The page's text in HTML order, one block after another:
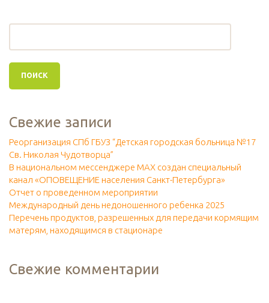
Свежие записи
Реорганизация СПб ГБУЗ “Детская городская больница №17
Св. Николая Чудотворца”
В национальном мессенджере МАХ создан специальный
канал «ОПОВЕЩЕНИЕ населения Санкт-Петербурга»
Отчет о проведенном мероприятии
Международный день недоношенного ребенка 2025
Перечень продуктов, разрешенных для передачи кормящим
матерям, находящимся в стационаре
Свежие комментарии